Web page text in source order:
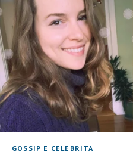
GOSSIP E CELEBRITÀ